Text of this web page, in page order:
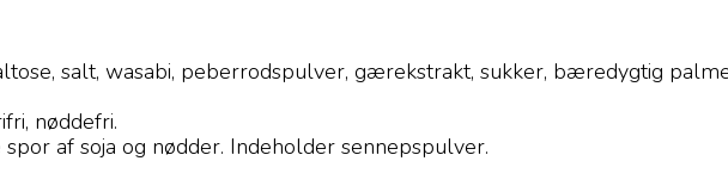
salt, wasabi, peberrodspulver, gærekstrakt, sukker, bæredygtig
nøddefri.
spor af soja og nødder. Indeholder sennepspulver.